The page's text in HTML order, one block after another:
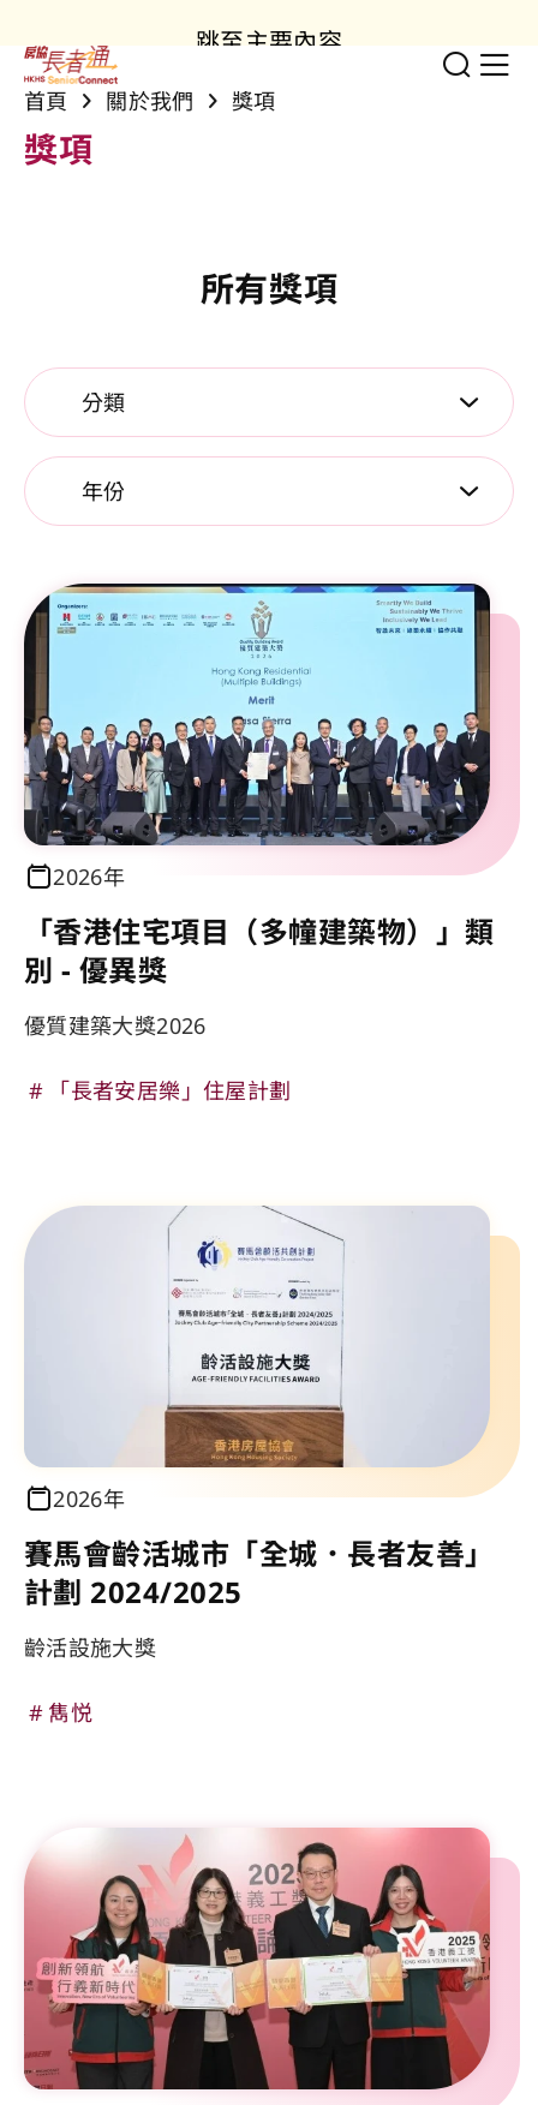
跳至主要內容
切換
顯
首頁 關於我們 獎項
獎項
所有獎項
分類
年份
2026年
「香港住宅項目（多幢建築物）」類
別 - 優異獎
優質建築大獎2026
「長者安居樂」住屋計劃
2026年
賽馬會齡活城市「全城．長者友善」
計劃 2024/2025
齡活設施大獎
雋悦